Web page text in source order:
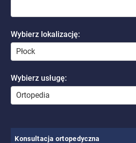
Wybierz lokalizację:
Płock
Wybierz usługę:
Ortopedia
Konsultacja ortopedyczna